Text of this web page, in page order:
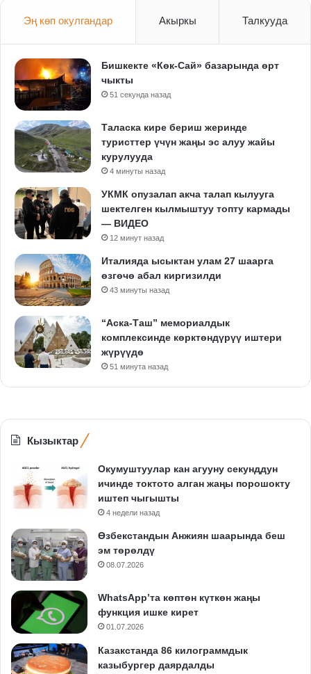
Эң көп окулгандар Акыркы Талкууда
Бишкекте «Көк-Сай» базарында өрт
чыкты
51 секунда назад
Таласка кире бериш жеринде
туристтер үчүн жаңы эс алуу жайы
курулууда
4 минуты назад
УКМК опузалап акча талап кылууга
шектелген кылмыштуу топту кармады
— ВИДЕО
12 минут назад
Италияда ысыктан улам 27 шаарга
өзгөчө абал киргизилди
43 минуты назад
“Аска-Таш” мемориалдык
комплексинде көрктөндүрүү иштери
жүрүүдө
51 минута назад
Кызыктар
Окумуштуулар кан агууну секунддун
ичинде токтото алган жаңы порошокту
иштеп чыгышты
4 недели назад
Өзбекстандын Анжиян шаарында беш
эм төрөлдү
08.07.2026
WhatsApp’та көптөн күткөн жаңы
функция ишке кирет
01.07.2026
Казакстанда 86 килограммдык
казыбургер даярдалды